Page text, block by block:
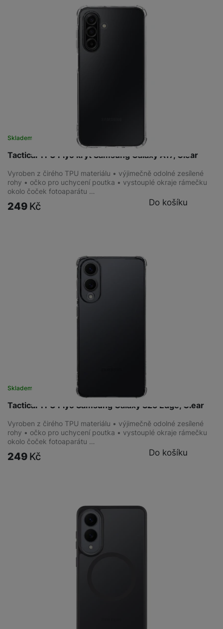
Tactical TPU Plyo kryt Samsung Galaxy A17, Clear
Skladem na prodejně na 2 prodejnách
Vyroben z čirého TPU materiálu • výjimečně odolné zesílené
rohy • očko pro uchycení poutka • vystouplé okraje rámečku
okolo čoček fotoaparátu …
249 Kč Do košíku
Tactical TPU Plyo Samsung Galaxy S25 Edge, Clear
Skladem na 3 prodejnách
Vyroben z čirého TPU materiálu • výjimečně odolné zesílené
rohy • očko pro uchycení poutka • vystouplé okraje rámečku
okolo čoček fotoaparátu …
249 Kč Do košíku